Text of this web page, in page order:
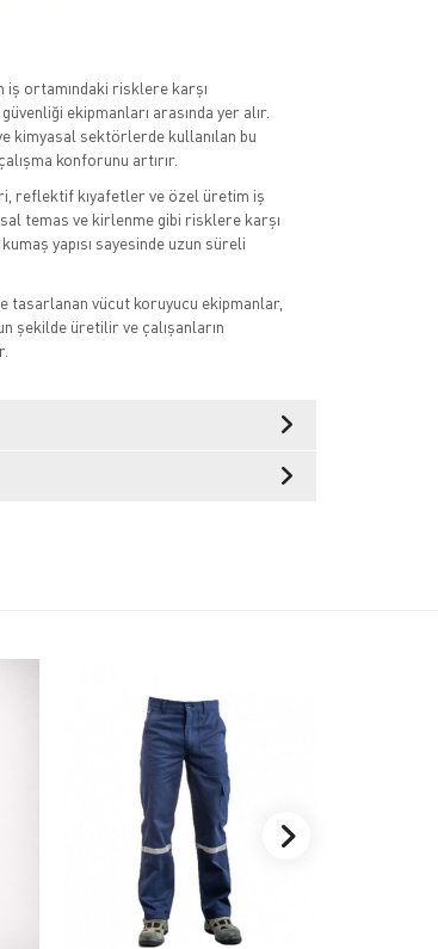
iş ortamındaki risklere karşı
ekipmanları arasında yer alır.
kimyasal sektörlerde kullanılan bu
konforunu artırır.
reflektif kıyafetler ve özel üretim iş
temas ve kirlenme gibi risklere karşı
yapısı sayesinde uzun süreli
tasarlanan vücut koruyucu ekipmanlar,
şekilde üretilir ve çalışanların